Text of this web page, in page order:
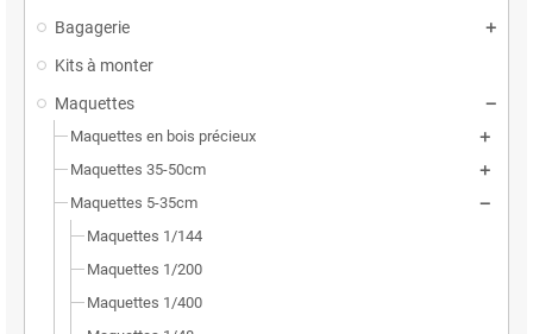
Bagagerie
Kits à monter
Maquettes
Maquettes en bois précieux
Maquettes 35-50cm
Maquettes 5-35cm
Maquettes 1/144
Maquettes 1/200
Maquettes 1/400